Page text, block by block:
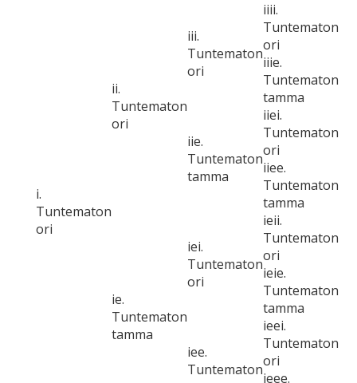
i.
Tuntematon
ori
ii.
Tuntematon
ori
iii.
Tuntematon
ori
iiii.
Tuntematon
ori
iiie.
Tuntematon
tamma
iie.
Tuntematon
tamma
iiei.
Tuntematon
ori
iiee.
Tuntematon
tamma
ie.
Tuntematon
tamma
iei.
Tuntematon
ori
ieii.
Tuntematon
ori
ieie.
Tuntematon
tamma
iee.
Tuntematon
ieei.
Tuntematon
ori
ieee.